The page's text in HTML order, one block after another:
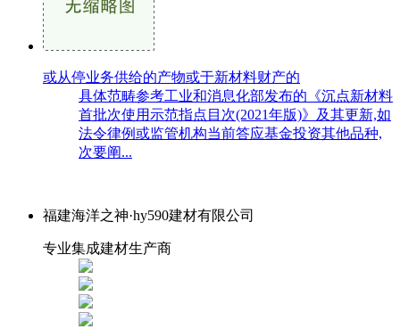
或从停业务供给的产物或于新材料财产的
具体范畴参考工业和消息化部发布的《沉点新材料
首批次使用示范指点目次(2021年版)》及其更新,如
法令律例或监管机构当前答应基金投资其他品种,
次要阐...
福建海洋之神·hy590建材有限公司
专业集成建材生产商